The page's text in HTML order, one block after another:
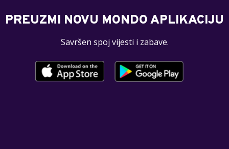
PREUZMI NOVU MONDO APLIKACIJU
Savršen spoj vijesti i zabave.